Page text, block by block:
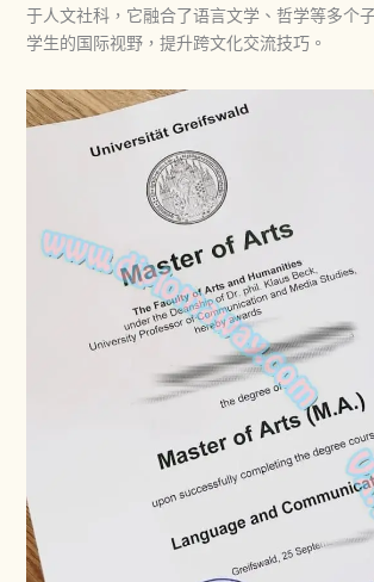
于人文社科，它融合了语言文学、哲学等多个
学生的国际视野，提升跨文化交流技巧。